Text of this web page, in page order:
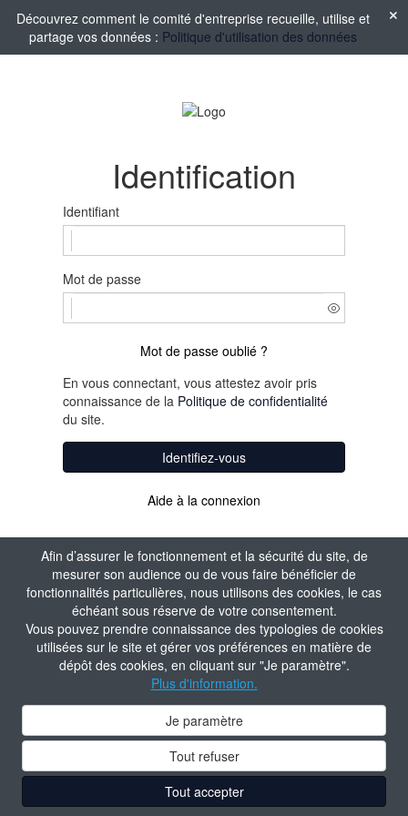
Afin d’assurer le fonctionnement et la sécurité du site, de
mesurer son audience ou de vous faire bénéficier de
fonctionnalités particulières, nous utilisons des cookies, le cas
échéant sous réserve de votre consentement.
Vous pouvez prendre connaissance des typologies de cookies
utilisées sur le site et gérer vos préférences en matière de
dépôt des cookies, en cliquant sur "Je paramètre".
Plus d'information.
Je paramètre
Tout refuser
Tout accepter
Découvrez comment le comité d'entreprise recueille, utilise et
partage vos données : Politique d'utilisation des données
Identification
Identifiant
Mot de passe
Mot de passe oublié ?
En vous connectant, vous attestez avoir pris
connaissance de la Politique de confidentialité
du site.
Identifiez-vous
Aide à la connexion